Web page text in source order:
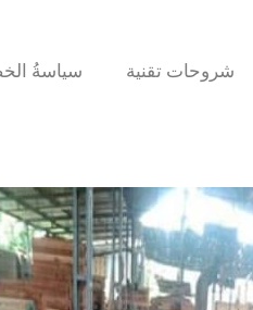
شروحات تقنية سياسةُ